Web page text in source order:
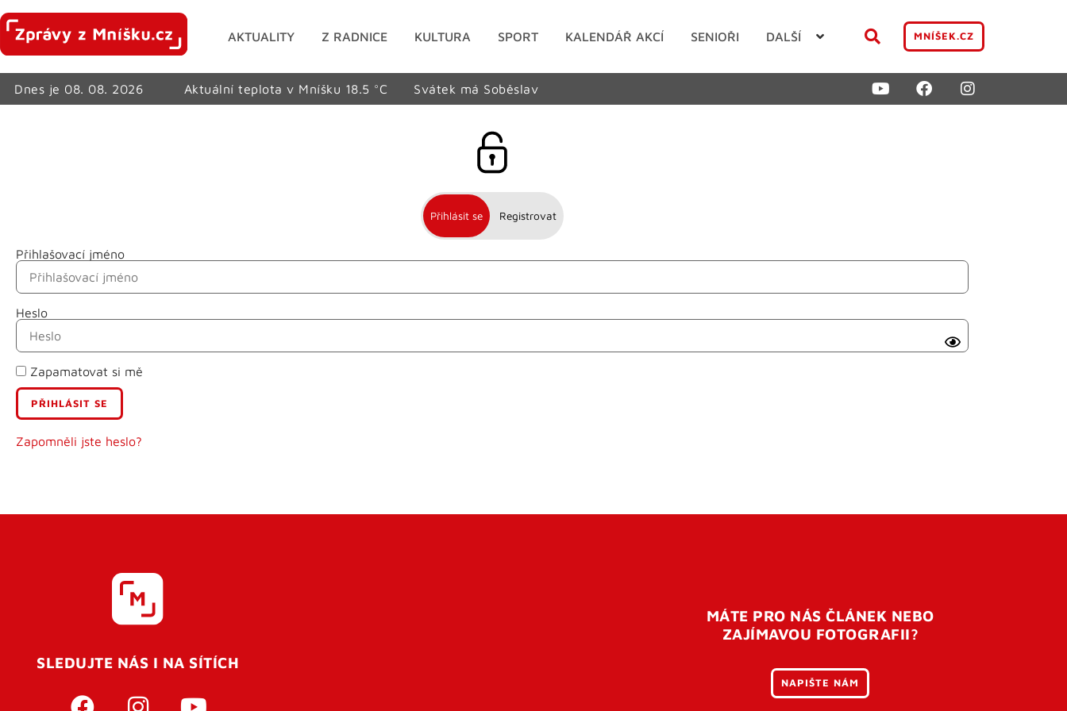
AKTUALITY Z RADNICE KULTURA SPORT KALENDÁŘ AKCÍ SENIOŘI DALŠÍ MNÍŠEK.CZ
Dnes je 08. 08. 2026 Aktuální teplota v Mníšku 18.5 °C Svátek má Soběslav
Přihlásit se Registrovat
Přihlašovací jméno
Heslo
Zapamatovat si mě
Zapomněli jste heslo?
Jméno
Příjmení
E-mail
Uživatelské jméno
SLEDUJTE NÁS I NA SÍTÍCH
MÁTE PRO NÁS ČLÁNEK NEBO
ZAJÍMAVOU FOTOGRAFII?
NAPIŠTE NÁM